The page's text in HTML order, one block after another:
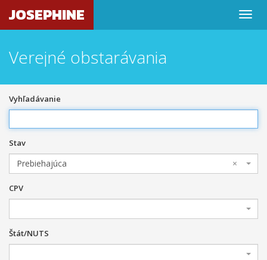
JOSEPHINE
Verejné obstarávania
Vyhľadávanie
Stav
×
Prebiehajúca
CPV
Štát/NUTS